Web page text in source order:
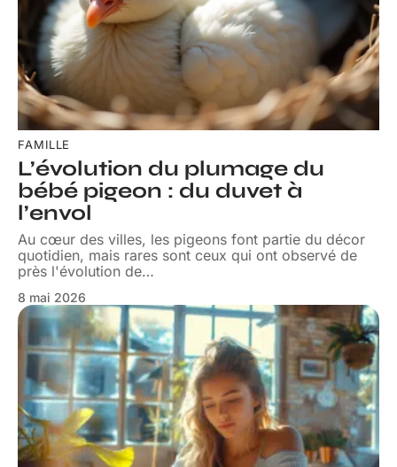
FAMILLE
L’évolution du plumage du
bébé pigeon : du duvet à
l’envol
Au cœur des villes, les pigeons font partie du décor
quotidien, mais rares sont ceux qui ont observé de
près l'évolution de…
8 mai 2026